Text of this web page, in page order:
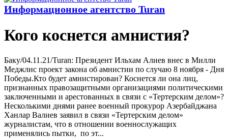
Информационное агентство Turan
Кого коснется амнистия?
Баку/04.11.21/Turan: Президент Ильхам Алиев внес в Милли
Меджлис проект закона об амнистии по случаю 8 ноября - Дня
Победы.Кто будет амнистирован? Коснется ли она лиц,
признанных правозащитными организациями политическими
заключенными и арестованных в связи с «Тертерским делом»?
Несколькими днями ранее военный прокурор Азербайджана
Ханлар Валиев заявил в связи «Тертерским делом»
журналистам, что в отношении военнослужащих
применялись пытки, по эт...